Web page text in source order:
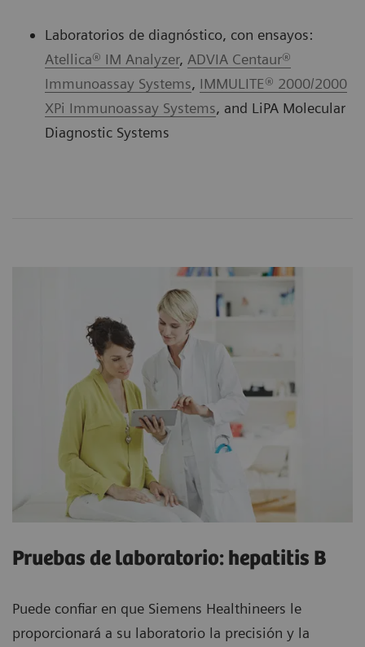
Laboratorios de diagnóstico, con ensayos:
Atellica® IM Analyzer, ADVIA Centaur®
Immunoassay Systems, IMMULITE® 2000/2000
XPi Immunoassay Systems, and LiPA Molecular
Diagnostic Systems
Pruebas de laboratorio: hepatitis B
Puede confiar en que Siemens Healthineers le
proporcionará a su laboratorio la precisión y la